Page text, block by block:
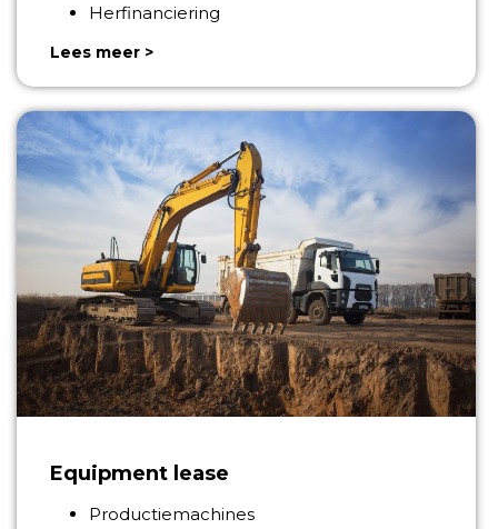
Herfinanciering
Lees meer >
Equipment lease
Productiemachines